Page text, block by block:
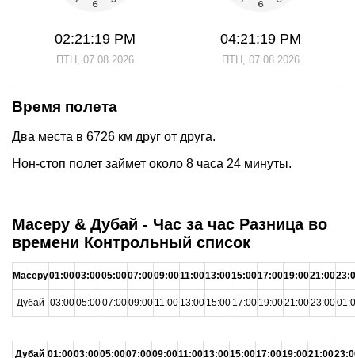
02:21:19 PM
ПТН, 07.08.2026
04:21:19 PM
ПТН, 07.08.2026
Время полета
Два места в 6726 км друг от друга.
Нон-стоп полет займет около 8 часа 24 минуты.
Масеру & Дубай - Час за час Разница во
времени Контрольный список
Масеру01:0003:0005:0007:0009:0011:0013:0015:0017:0019:0021:00
Дубай 03:0005:0007:0009:00 11:00 13:00 15:00 17:00 19:0021:0023:00
Дубай 01:0003:0005:0007:0009:0011:0013:0015:0017:0019:0021:00